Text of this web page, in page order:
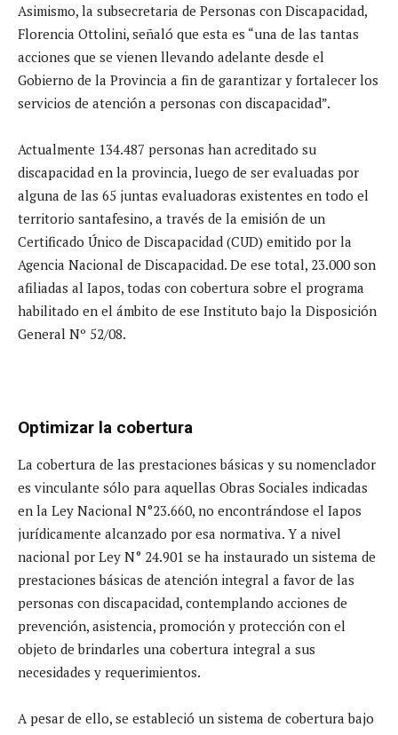
Asimismo, la subsecretaria de Personas con Discapacidad,
Florencia Ottolini, señaló que esta es “una de las tantas
acciones que se vienen llevando adelante desde el
Gobierno de la Provincia a fin de garantizar y fortalecer los
servicios de atención a personas con discapacidad”.
Actualmente 134.487 personas han acreditado su
discapacidad en la provincia, luego de ser evaluadas por
alguna de las 65 juntas evaluadoras existentes en todo el
territorio santafesino, a través de la emisión de un
Certificado Único de Discapacidad (CUD) emitido por la
Agencia Nacional de Discapacidad. De ese total, 23.000 son
afiliadas al Iapos, todas con cobertura sobre el programa
habilitado en el ámbito de ese Instituto bajo la Disposición
General Nº 52/08.
Optimizar la cobertura
La cobertura de las prestaciones básicas y su nomenclador
es vinculante sólo para aquellas Obras Sociales indicadas
en la Ley Nacional N°23.660, no encontrándose el Iapos
jurídicamente alcanzado por esa normativa. Y a nivel
nacional por Ley N° 24.901 se ha instaurado un sistema de
prestaciones básicas de atención integral a favor de las
personas con discapacidad, contemplando acciones de
prevención, asistencia, promoción y protección con el
objeto de brindarles una cobertura integral a sus
necesidades y requerimientos.
A pesar de ello, se estableció un sistema de cobertura bajo